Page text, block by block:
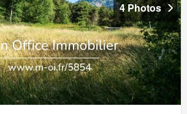
4 Photos